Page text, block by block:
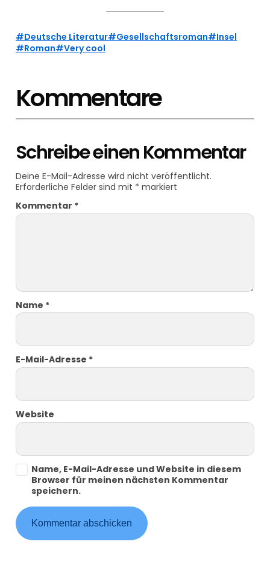
Deutsche Literatur Gesellschaftsroman
Insel
Roman
Very cool
Kommentare
Schreibe einen Kommentar
Deine E-Mail-Adresse wird nicht veröffentlicht.
Erforderliche Felder sind mit * markiert
Kommentar *
Name *
E-Mail-Adresse *
Website
Name, E-Mail-Adresse und Website in diesem
Browser für meinen nächsten Kommentar
speichern.